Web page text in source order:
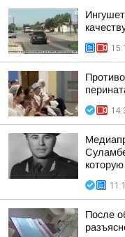
После